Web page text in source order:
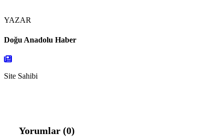
YAZAR
Doğu Anadolu Haber
Site Sahibi
Yorumlar (0)